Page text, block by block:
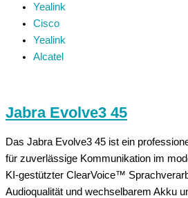
Yealink
Cisco
Yealink
Alcatel
Jabra Evolve3 45
Das Jabra Evolve3 45 ist ein
für zuverlässige Kommunikation im
KI-gestützter ClearVoice™
Audioqualität und wechselbarem Akku